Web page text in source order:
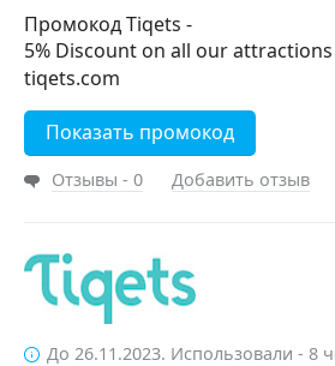
Промокод Tiqets -
5% Discount on all our
tiqets.com
Показать промокод
Отзывы - 0 Добавить отзыв
До 26.11.2023. Использовали - 8